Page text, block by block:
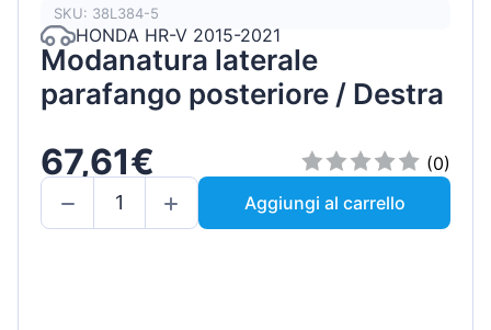
SKU: 38L384-5
HONDA HR-V 2015-2021
Modanatura laterale
parafango posteriore / Destra
67,61€
(0)
Aggiungi al carrello